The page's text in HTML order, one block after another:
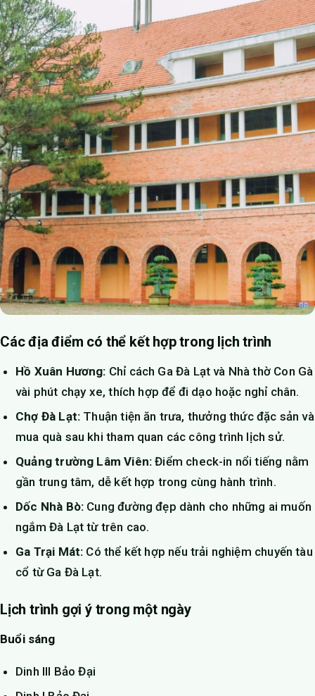
Các địa điểm có thể kết hợp trong lịch trình
Hồ Xuân Hương: Chỉ cách Ga Đà Lạt và Nhà thờ Con Gà
vài phút chạy xe, thích hợp để đi dạo hoặc nghỉ chân.
Chợ Đà Lạt: Thuận tiện ăn trưa, thưởng thức đặc sản và
mua quà sau khi tham quan các công trình lịch sử.
Quảng trường Lâm Viên: Điểm check-in nổi tiếng nằm
gần trung tâm, dễ kết hợp trong cùng hành trình.
Dốc Nhà Bò: Cung đường đẹp dành cho những ai muốn
ngắm Đà Lạt từ trên cao.
Ga Trại Mát: Có thể kết hợp nếu trải nghiệm chuyến tàu
cổ từ Ga Đà Lạt.
Lịch trình gợi ý trong một ngày
Buổi sáng
Dinh III Bảo Đại